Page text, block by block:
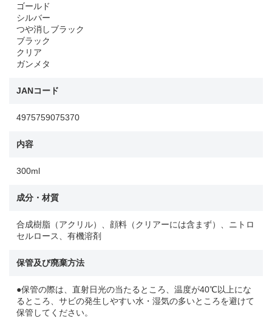
ゴールド
シルバー
つや消しブラック
ブラック
クリア
ガンメタ
JANコード
4975759075370
内容
300ml
成分・材質
合成樹脂（アクリル）、顔料（クリアーには含まず）、ニトロ
セルロース、有機溶剤
保管及び廃棄方法
●保管の際は、直射日光の当たるところ、温度が40℃以上にな
るところ、サビの発生しやすい水・湿気の多いところを避けて
保管してください。